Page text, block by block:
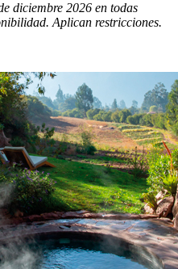
diciembre 2026 en todas
Aplican restricciones.